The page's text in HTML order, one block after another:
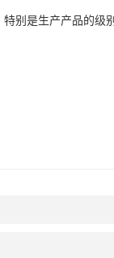
别是生产产品的级